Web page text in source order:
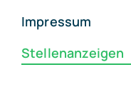
Impressum
Stellenanzeigen